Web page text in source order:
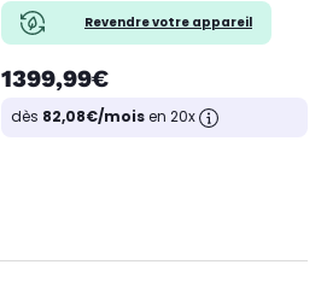
Revendre votre appareil
1399,99€
dès 82,08€/moisen 20x